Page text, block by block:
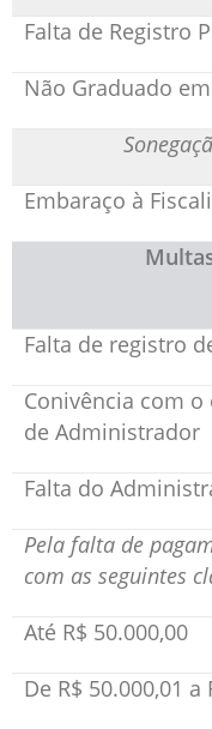
Falta de Registro
Não Graduado
Embaraço à
Falta de registro
Conivência com
de Administrador
Falta do
Pela falta de
com as seguintes
Até R$ 50.000,00
De R$ 50.000,01 a